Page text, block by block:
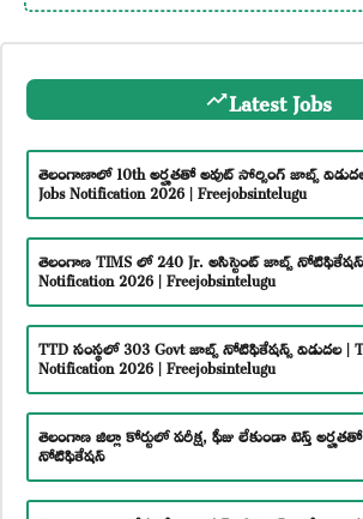
Latest Jobs
తెలంగాణాలో 10th అర్హతతో అవుట్ సోర్సింగ్ జాబ్స్ విడుదల
Jobs Notification 2026 | Freejobsintelugu
తెలంగాణ TIMS లో 240 Jr. అసిస్టెంట్ జాబ్స్ నోటిఫికేషన్
Notification 2026 | Freejobsintelugu
TTD సంస్థలో 303 Govt జాబ్స్ నోటిఫికేషన్స్ విడుదల |
Notification 2026 | Freejobsintelugu
తెలంగాణ జిల్లా కోర్టులో పరీక్ష, ఫీజు లేకుండా టెన్త్
నోటిఫికేషన్